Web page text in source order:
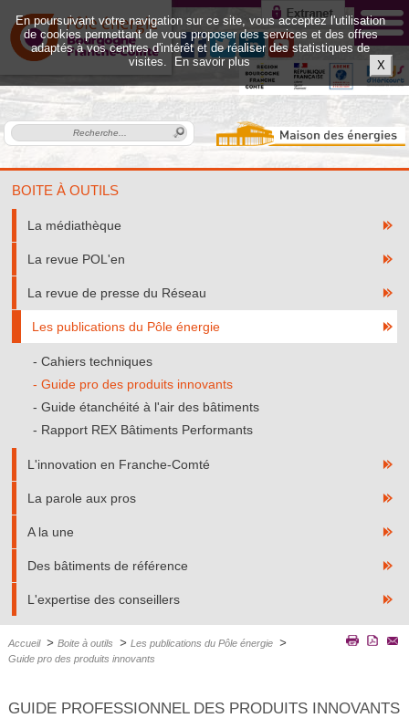
BOITE À OUTILS
La médiathèque
La revue POL'en
La revue de presse du Réseau
Les publications du Pôle énergie
Cahiers techniques
Guide pro des produits innovants
Guide étanchéité à l'air des bâtiments
Rapport REX Bâtiments Performants
L'innovation en Franche-Comté
La parole aux pros
A la une
Des bâtiments de référence
L'expertise des conseillers
Accueil > Boite à outils > Les publications du Pôle énergie >
Guide pro des produits innovants
GUIDE PROFESSIONNEL DES PRODUITS INNOVANTS
En poursuivant votre navigation sur ce site, vous acceptez l'utilisation
de cookies permettant de vous proposer des services et des offres
adaptés à vos centres d'intérêt et de réaliser des statistiques de
visites.
En savoir plus X